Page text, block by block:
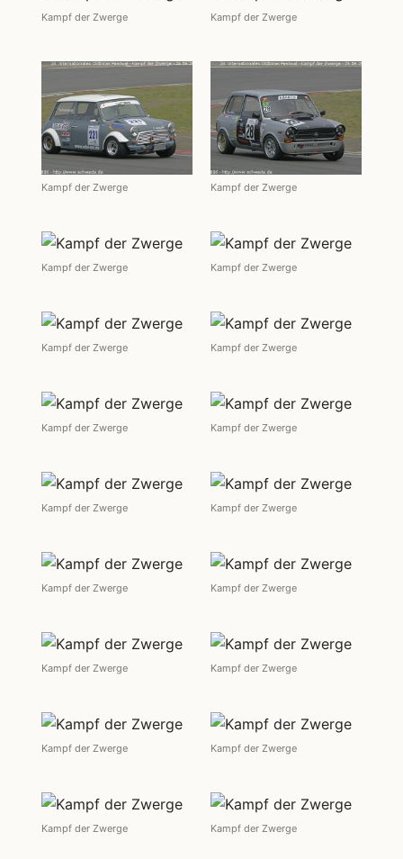
Kampf der Zwerge Kampf der Zwerge
Kampf der Zwerge Kampf der Zwerge
Kampf der Zwerge Kampf der Zwerge
Kampf der Zwerge Kampf der Zwerge
Kampf der Zwerge Kampf der Zwerge
Kampf der Zwerge Kampf der Zwerge
Kampf der Zwerge Kampf der Zwerge
Kampf der Zwerge Kampf der Zwerge
Kampf der Zwerge Kampf der Zwerge
Kampf der Zwerge Kampf der Zwerge